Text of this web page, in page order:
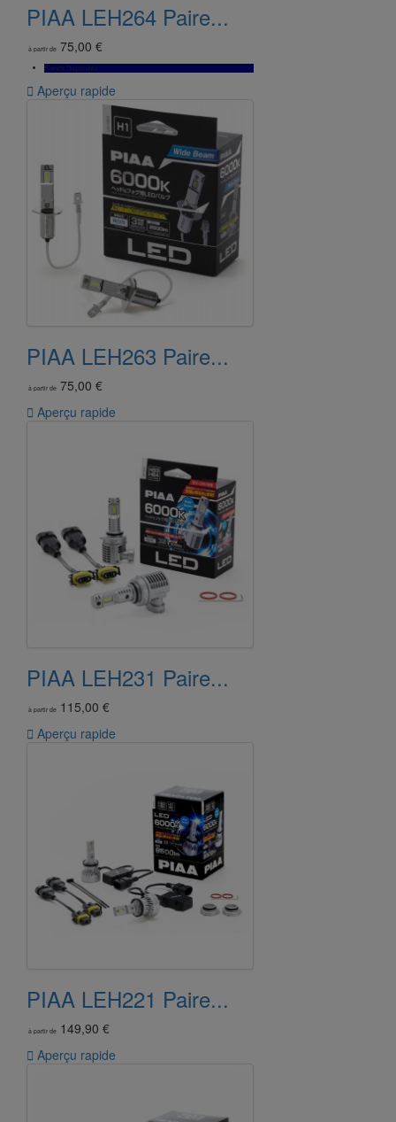
PIAA LEH264 Paire...
à partir de 75,00 €
Bientôt Disponible
 Aperçu rapide
PIAA LEH263 Paire...
à partir de 75,00 €
 Aperçu rapide
PIAA LEH231 Paire...
à partir de 115,00 €
 Aperçu rapide
PIAA LEH221 Paire...
à partir de 149,90 €
 Aperçu rapide